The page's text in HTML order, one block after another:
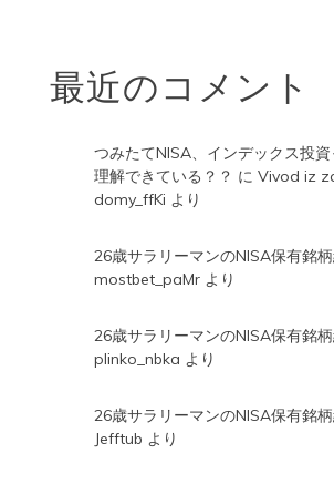
最近のコメント
つみたてNISA、インデックス投
理解できている？？ に Vivod iz
domy_ffKi より
26歳サラリーマンのNISA保有銘柄
mostbet_paMrより
26歳サラリーマンのNISA保有銘柄
plinko_nbka より
26歳サラリーマンのNISA保有銘柄
Jefftub より